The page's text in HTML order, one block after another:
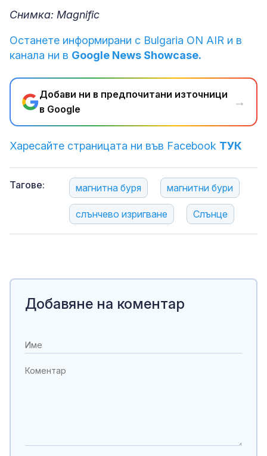
Снимка: Magnific
Останете информирани с Bulgaria ON AIR и в
канала ни в Google News Showcase.
Добави ни в предпочитани източници
в Google
→
Харесайте страницата ни във Facebook ТУК
Тагове: магнитна буря магнитни бури
слънчево изригване Слънце
Добавяне на коментар